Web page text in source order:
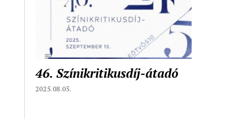
46. Színikritikusdíj-átadó
2025.08.05.